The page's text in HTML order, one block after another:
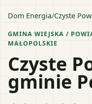
Dom Energia/Czyste
GMINA WIEJSKA /
MAŁOPOLSKIE
Czyste
gminie